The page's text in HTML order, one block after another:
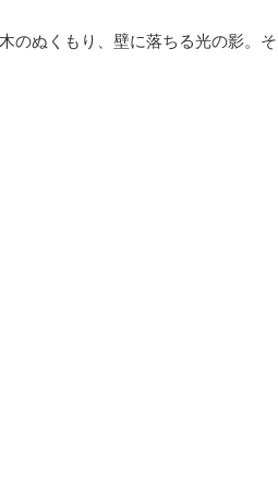
のぬくもり、壁に落ちる光の影。